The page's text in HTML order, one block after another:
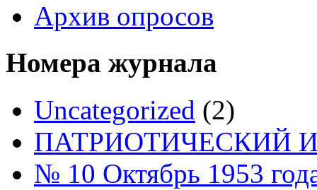
Архив опросов
Номера журнала
Uncategorized (2)
ПАТРИОТИЧЕСКИЙ
№ 10 Октябрь 1953